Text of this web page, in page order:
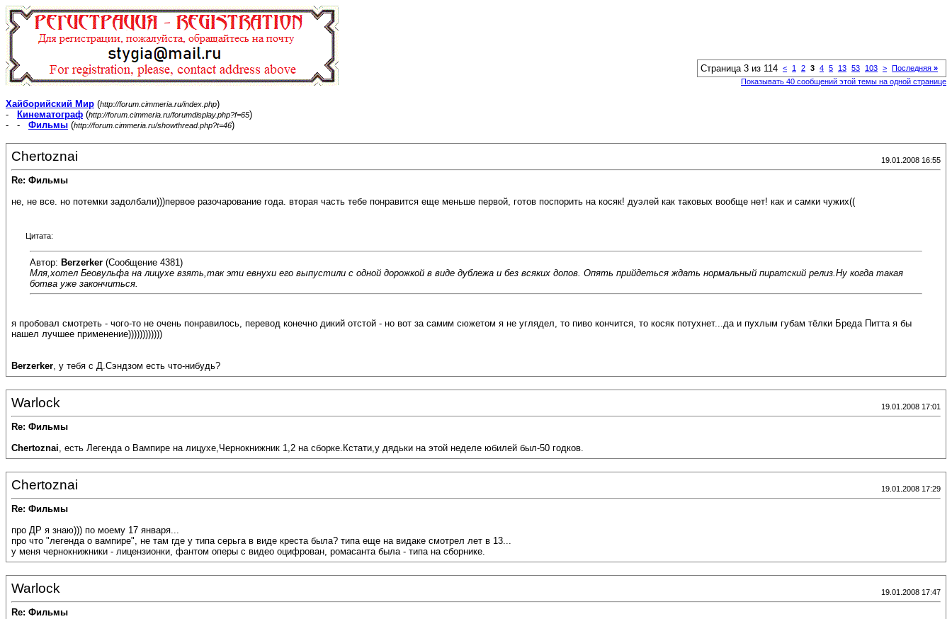
Страница 3 из 114 < 1 2 3 4 5 13 53 103 > Последняя »
Показывать 40 сообщений этой темы на одной странице
Хайборийский Мир (http://forum.cimmeria.ru/index.php)
-
Кинематограф (http://forum.cimmeria.ru/forumdisplay.php?f=65)
- - Фильмы (http://forum.cimmeria.ru/showthread.php?t=46)
Chertoznai 19.01.2008 16:55
Re: Фильмы
не, не все. но потемки задолбали)))первое разочарование года. вторая часть тебе понравится еще меньше первой, готов поспорить на косяк! дуэлей как таковых вообще нет! как и самки чужих((
Цитата:
Автор: Berzerker (Сообщение 4381)
Мля,хотел Беовульфа на лицухе взять,так эти евнухи его выпустили с одной дорожкой в виде дублежа и без всяких допов. Опять прийдеться ждать нормальный пиратский релиз.Ну когда такая
ботва уже закончиться.
я пробовал смотреть - чого-то не очень понравилось, перевод конечно дикий отстой - но вот за самим сюжетом я не углядел, то пиво кончится, то косяк потухнет...да и пухлым губам тёлки Бреда Питта я бы
нашел лучшее применение))))))))))))
Berzerker, у тебя с Д.Сэндзом есть что-нибудь?
Warlock 19.01.2008 17:01
Re: Фильмы
Chertoznai, есть Легенда о Вампире на лицухе,Чернокнижник 1,2 на сборке.Кстати,у дядьки на этой неделе юбилей был-50 годков.
Chertoznai 19.01.2008 17:29
Re: Фильмы
про ДР я знаю))) по моему 17 января...
про что "легенда о вампире", не там где у типа серьга в виде креста была? типа еще на видаке смотрел лет в 13...
у меня чернокнижники - лицензионки, фантом оперы с видео оцифрован, ромасанта была - типа на сборнике.
Warlock 19.01.2008 17:47
Re: Фильмы